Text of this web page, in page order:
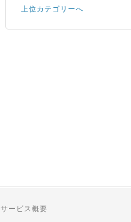
上位カテゴリーへ
サービス概要